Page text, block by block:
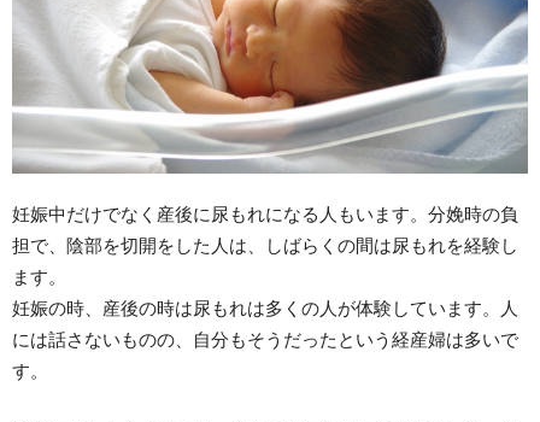
妊娠中だけでなく産後に尿もれになる人もいます。分娩時の負
担で、陰部を切開をした人は、しばらくの間は尿もれを経験し
ます。
妊娠の時、産後の時は尿もれは多くの人が体験しています。人
には話さないものの、自分もそうだったという経産婦は多いで
す。